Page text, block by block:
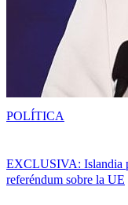
EXCLUSIVA: Islandia
referéndum sobre la UE
POLÍTICA